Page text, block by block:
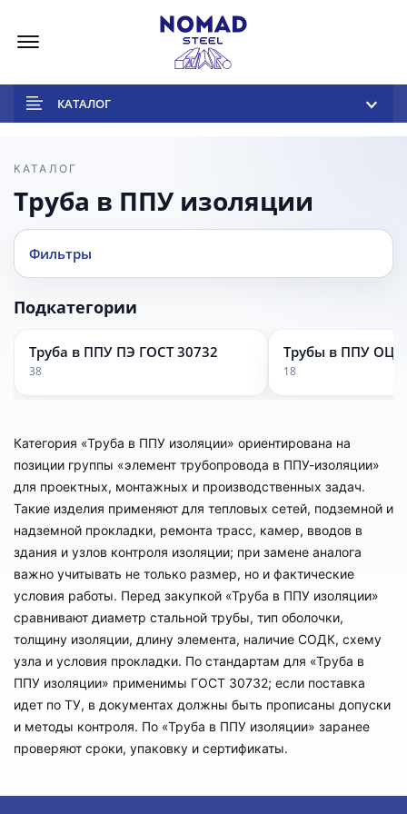
КАТАЛОГ
КАТАЛОГ
Труба в ППУ изоляции
Фильтры
Подкатегории
Труба в ППУ ПЭ ГОСТ 30732
38
Трубы в ППУ ОЦ
18
Категория «Труба в ППУ изоляции» ориентирована на
позиции группы «элемент трубопровода в ППУ-изоляции»
для проектных, монтажных и производственных задач.
Такие изделия применяют для тепловых сетей, подземной и
надземной прокладки, ремонта трасс, камер, вводов в
здания и узлов контроля изоляции; при замене аналога
важно учитывать не только размер, но и фактические
условия работы. Перед закупкой «Труба в ППУ изоляции»
сравнивают диаметр стальной трубы, тип оболочки,
толщину изоляции, длину элемента, наличие СОДК, схему
узла и условия прокладки. По стандартам для «Труба в
ППУ изоляции» применимы ГОСТ 30732; если поставка
идет по ТУ, в документах должны быть прописаны допуски
и методы контроля. По «Труба в ППУ изоляции» заранее
проверяют сроки, упаковку и сертификаты.